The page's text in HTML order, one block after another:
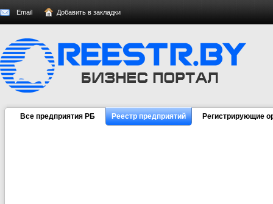
Email Добавить в закладки
Все предприятия РБ Реестр предприятий Регистрирующие